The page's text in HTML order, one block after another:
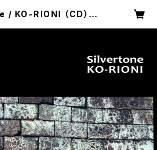
KO-RIONI （CD） |